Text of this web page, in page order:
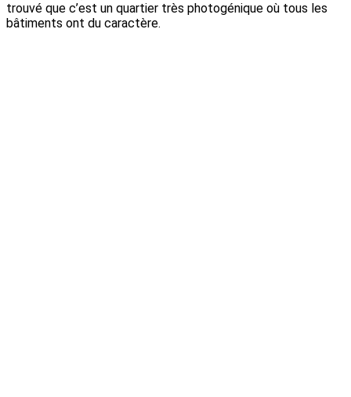
trouvé que c’est un quartier très photogénique où tous les
bâtiments ont du caractère.